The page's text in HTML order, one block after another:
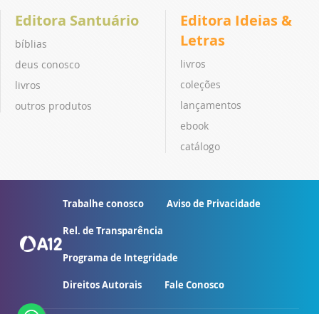
Editora Santuário
bíblias
deus conosco
livros
outros produtos
Editora Ideias &
Letras
livros
coleções
lançamentos
ebook
catálogo
Trabalhe conosco Aviso de Privacidade
Rel. de Transparência
Programa de Integridade
Direitos Autorais Fale Conosco